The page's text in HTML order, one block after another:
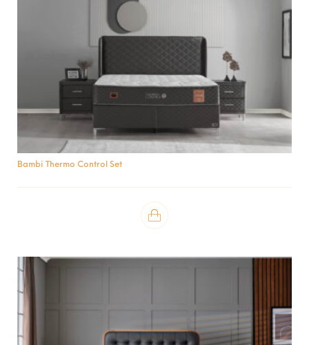
Bambi Thermo Control Set